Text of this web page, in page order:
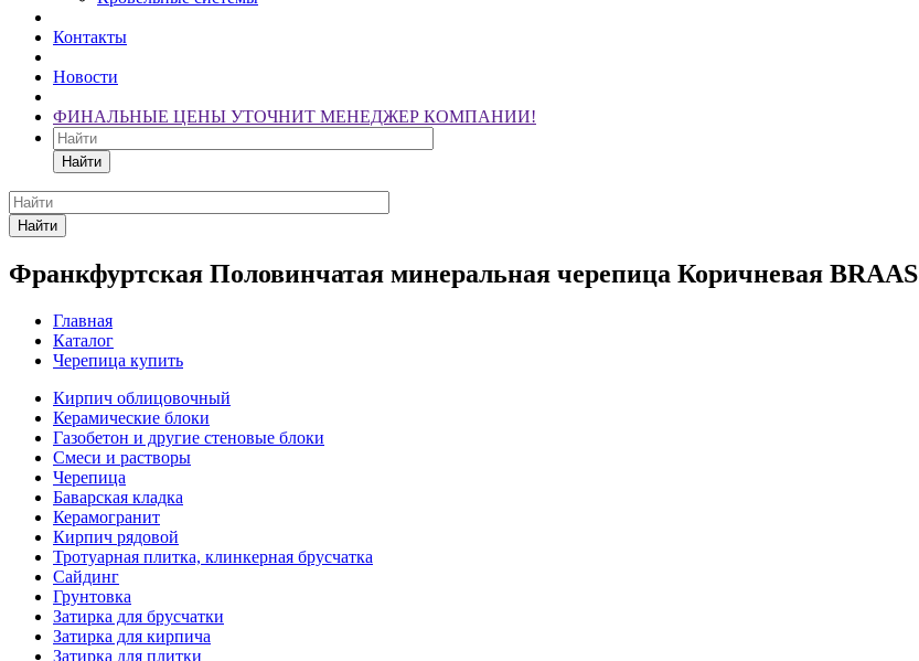
Контакты
Новости
ФИНАЛЬНЫЕ ЦЕНЫ УТОЧНИТ МЕНЕДЖЕР КОМПАНИИ!
Найти
Найти
Франкфуртская Половинчатая минеральная черепица Коричневая BRAAS
Главная
Каталог
Черепица купить
Кирпич облицовочный
Керамические блоки
Газобетон и другие стеновые блоки
Смеси и растворы
Черепица
Баварская кладка
Керамогранит
Кирпич рядовой
Тротуарная плитка, клинкерная брусчатка
Сайдинг
Грунтовка
Затирка для брусчатки
Затирка для кирпича
Затирка для плитки